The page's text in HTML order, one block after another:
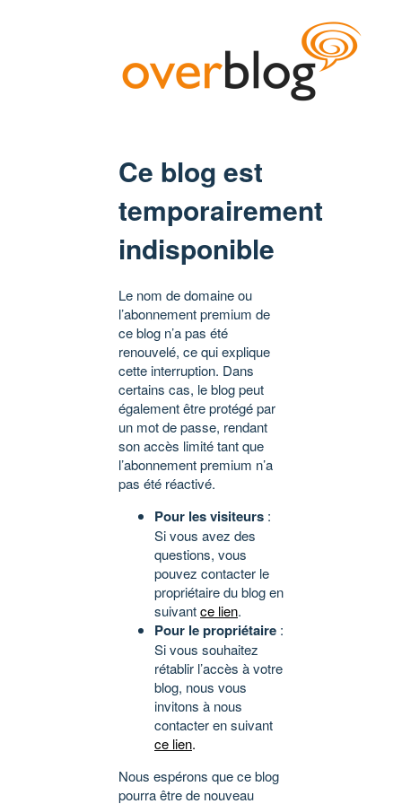
Ce blog est
temporairement
indisponible
Le nom de domaine ou
l’abonnement premium de
ce blog n’a pas été
renouvelé, ce qui explique
cette interruption. Dans
certains cas, le blog peut
également être protégé par
un mot de passe, rendant
son accès limité tant que
l’abonnement premium n’a
pas été réactivé.
Pour les visiteurs :
Si vous avez des
questions, vous
pouvez contacter le
propriétaire du blog en
suivantce lien.
Pour le propriétaire :
Si vous souhaitez
rétablir l’accès à votre
blog, nous vous
invitons à nous
contacter en suivant
ce lien.
Nous espérons que ce blog
pourra être de nouveau